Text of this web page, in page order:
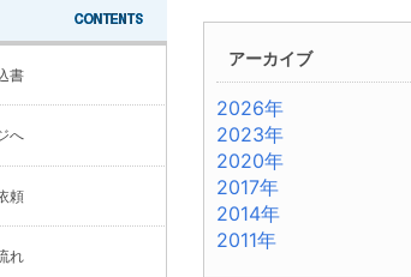
アーカイブ
2026年
2023年
2020年
2017年
2014年
2011年
書
へ
頼
れ